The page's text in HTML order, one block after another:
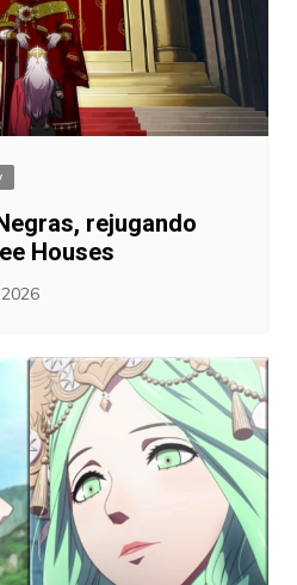
rejugando
Houses